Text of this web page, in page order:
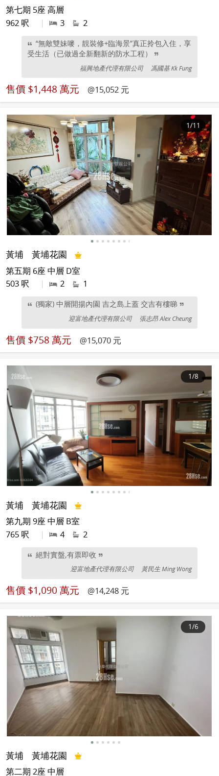
第七期 5座 高層
962 呎
| 3 2
“無敵雙妹嘜，靚裝修+臨海景”真正拎包入住，享
受生活（已做過全新翻新的防水工程）
福興地產代理有限公司 馮國基 Kk Fung
售價 $1,448 萬元 @15,052 元
1/11
黃埔 黃埔花園
第五期 6座 中層 D室
503 呎
| 2 1
(獨家) 中層開揚內園 吉之島上蓋 交吉有樓睇
迎富地產代理有限公司 張志昂 Alex Cheung
售價 $758 萬元 @15,070 元
1/8
黃埔 黃埔花園
第九期 9座 中層 B室
765 呎
| 4 2
絕對實盤,有票即收
迎富地產代理有限公司 黃民生 Ming Wong
售價 $1,090 萬元 @14,248 元
1/6
黃埔 黃埔花園
第二期 2座 中層